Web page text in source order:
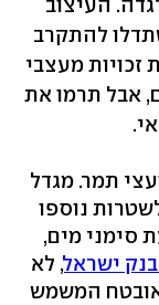
להתקרב
זכויות מעצבי
אבל תרמו את
תמר. מגדל
נוספו
סימני מים,
ישראל, לא
המשמש